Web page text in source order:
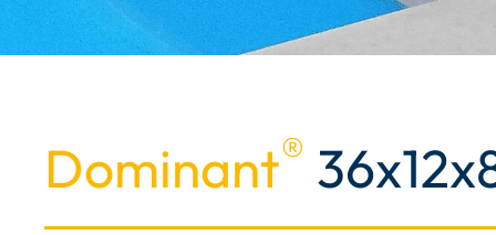
Dominant®